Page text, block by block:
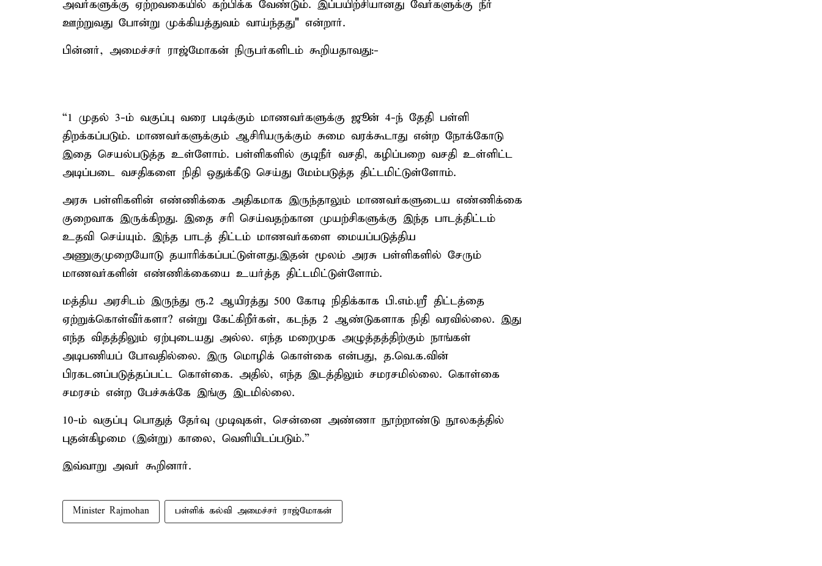
அவர்களுக்கு ஏற்றவகையில் கற்பிக்க வேண்டும். இப்பயிற்சியானது வேர்களுக்கு நீர்
ஊற்றுவது போன்று முக்கியத்துவம் வாய்ந்தது" என்றார்.
பின்னர், அமைச்சர் ராஜ்மோகன் நிருபர்களிடம் கூறியதாவது:-
“1 முதல் 3-ம் வகுப்பு வரை படிக்கும் மாணவர்களுக்கு ஜூன் 4-ந் தேதி பள்ளி
திறக்கப்படும். மாணவர்களுக்கும் ஆசிரியருக்கும் சுமை வரக்கூடாது என்ற நோக்கோடு
இதை செயல்படுத்த உள்ளோம். பள்ளிகளில் குடிநீர் வசதி, கழிப்பறை வசதி உள்ளிட்ட
அடிப்படை வசதிகளை நிதி ஒதுக்கீடு செய்து மேம்படுத்த திட்டமிட்டுள்ளோம்.
அரசு பள்ளிகளின் எண்ணிக்கை அதிகமாக இருந்தாலும் மாணவர்களுடைய எண்ணிக்கை
குறைவாக இருக்கிறது. இதை சரி செய்வதற்கான முயற்சிகளுக்கு இந்த பாடத்திட்டம்
உதவி செய்யும். இந்த பாடத் திட்டம் மாணவர்களை மையப்படுத்திய
அணுகுமுறையோடு தயாரிக்கப்பட்டுள்ளது.இதன் மூலம் அரசு பள்ளிகளில் சேரும்
மாணவர்களின் எண்ணிக்கையை உயர்த்த திட்டமிட்டுள்ளோம்.
மத்திய அரசிடம் இருந்து ரூ.2 ஆயிரத்து 500 கோடி நிதிக்காக பி.எம்.ஸ்ரீ திட்டத்தை
ஏற்றுக்கொள்வீர்களா? என்று கேட்கிறீர்கள், கடந்த 2 ஆண்டுகளாக நிதி வரவில்லை. இது
எந்த விதத்திலும் ஏற்புடையது அல்ல. எந்த மறைமுக அழுத்தத்திற்கும் நாங்கள்
அடிபணியப் போவதில்லை. இரு மொழிக் கொள்கை என்பது, த.வெ.க.வின்
பிரகடனப்படுத்தப்பட்ட கொள்கை. அதில், எந்த இடத்திலும் சமரசமில்லை. கொள்கை
சமரசம் என்ற பேச்சுக்கே இங்கு இடமில்லை.
10-ம் வகுப்பு பொதுத் தேர்வு முடிவுகள், சென்னை அண்ணா நூற்றாண்டு நூலகத்தில்
புதன்கிழமை (இன்று) காலை, வெளியிடப்படும்.”
இவ்வாறு அவர் கூறினார்.
Minister Rajmohan பள்ளிக் கல்வி அமைச்சர் ராஜ்மோகன்